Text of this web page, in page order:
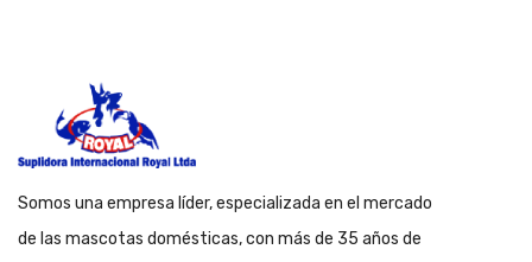
Somos una empresa líder, especializada en el mercado
de las mascotas domésticas, con más de 35 años de